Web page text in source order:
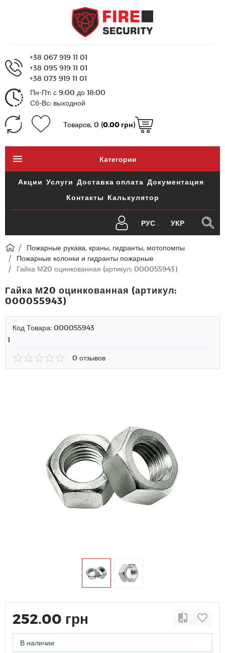
+38 067 919 11 01
+38 095 919 11 01
+38 073 919 11 01
Пн-Пт: с 9:00 до 18:00
Сб-Вс: выходной
Товаров, 0 (0.00 грн)
Категории
Акции Услуги Доставка оплата Документация
Контакты Калькулятор
РУС УКР
Пожарные рукава, краны, гидранты, мотопомпы
Пожарные колонки и гидранты пожарные
Гайка М20 оцинкованная (артикул: 000055943)
Гайка М20 оцинкованная (артикул:
000055943)
Код Товара: 000055943
1
0 отзывов
252.00 грн
В наличии